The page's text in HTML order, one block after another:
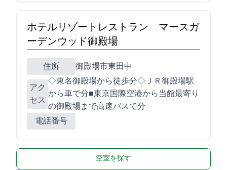
ホテルリゾート&レストラン マースガ
ーデンウッド御殿場
住所 御殿場市東田中1089
アク
セス
◇東名御殿場ICから徒歩5分◇ＪＲ御殿場駅
から車で5分■東京国際空港から当館最寄り
の御殿場ICまで高速バスで120分
電話番号
空室を探す